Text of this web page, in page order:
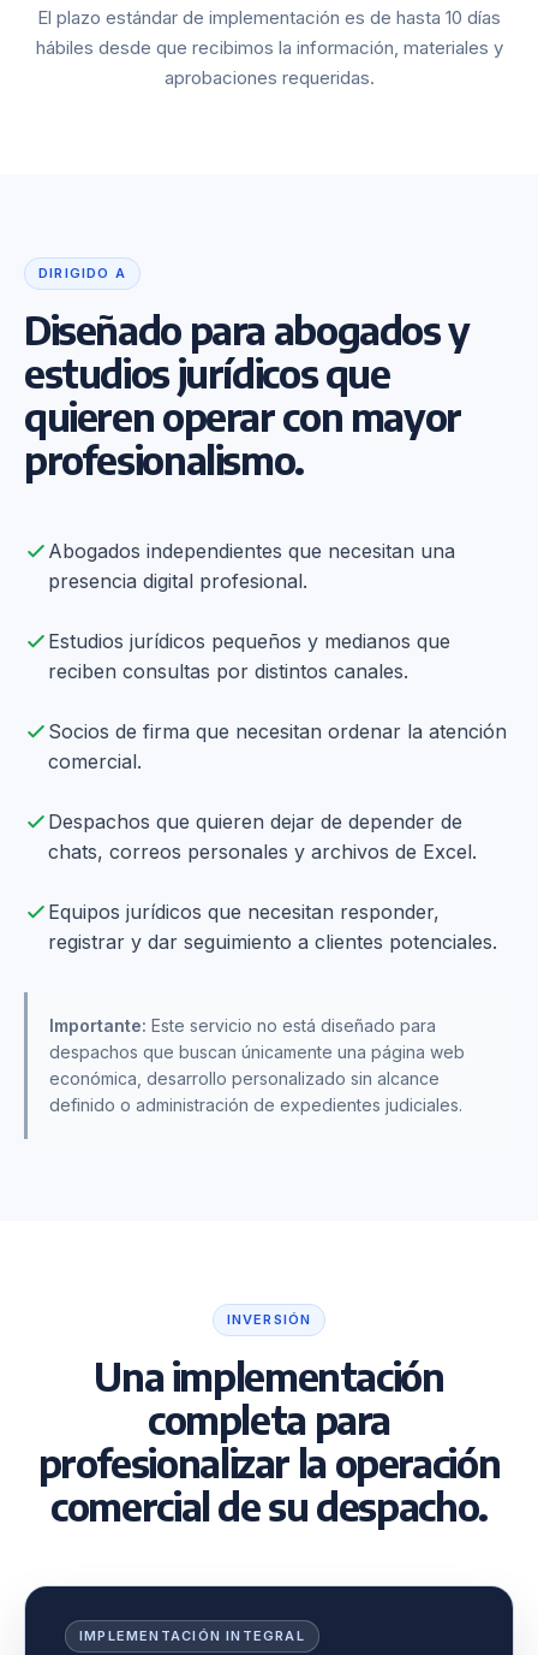
El plazo estándar de implementación es de hasta 10 días
hábiles desde que recibimos la información, materiales y
aprobaciones requeridas.
DIRIGIDO A
Diseñado para abogados y
estudios jurídicos que
quieren operar con mayor
profesionalismo.
Abogados independientes que necesitan una
presencia digital profesional.
Estudios jurídicos pequeños y medianos que
reciben consultas por distintos canales.
Socios de firma que necesitan ordenar la atención
comercial.
Despachos que quieren dejar de depender de
chats, correos personales y archivos de Excel.
Equipos jurídicos que necesitan responder,
registrar y dar seguimiento a clientes potenciales.
Importante: Este servicio no está diseñado para
despachos que buscan únicamente una página web
económica, desarrollo personalizado sin alcance
definido o administración de expedientes judiciales.
INVERSIÓN
Una implementación
completa para
profesionalizar la operación
comercial de su despacho.
IMPLEMENTACIÓN INTEGRAL